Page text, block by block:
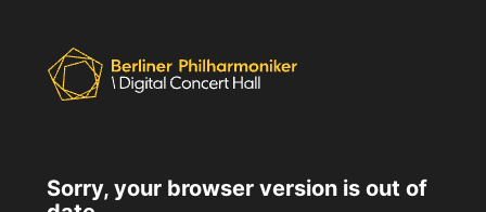
Sorry, your browser version is out of